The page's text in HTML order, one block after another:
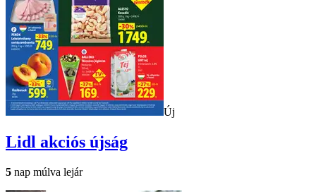
Új
Lidl akciós újság
5 nap múlva lejár